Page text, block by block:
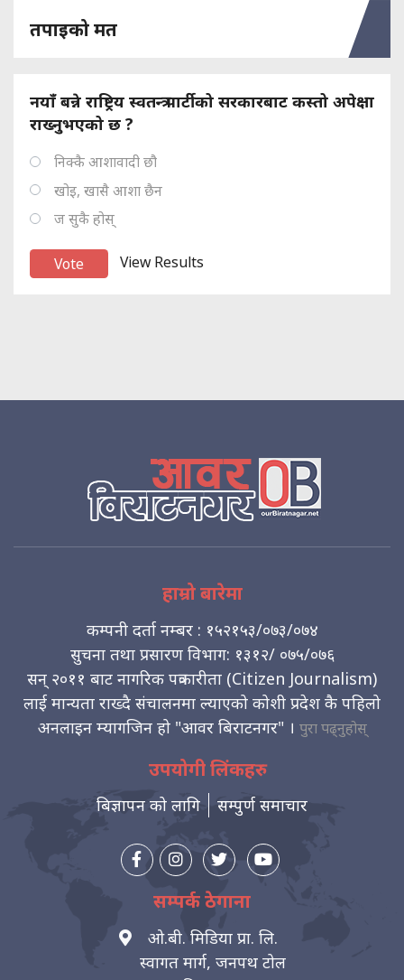
तपाइको मत
नयाँ बन्ने राष्ट्रिय स्वतन्त्र पार्टीको सरकारबाट कस्तो अपेक्षा
राख्नुभएको छ ?
निक्कै आशावादी छौ
खोइ, खासै आशा छैन
ज सुकै होस्
View Results
हाम्रो बारेमा
कम्पनी दर्ता नम्बर : १५२१५३/०७३/०७४
सुचना तथा प्रसारण विभाग: १३१२/ ०७५/०७६
सन् २०११ बाट नागरिक पत्रकारीता (Citizen Journalism)
लाई मान्यता राख्दै संचालनमा ल्याएको कोशी प्रदेश कै पहिलो
अनलाइन म्यागजिन हो "आवर बिराटनगर" । पुरा पढ्नुहोस्
उपयोगी लिंकहरु
बिज्ञापन को लागि सम्पुर्ण समाचार
सम्पर्क ठेगाना
ओ.बी. मिडिया प्रा. लि.
स्वागत मार्ग, जनपथ टोल